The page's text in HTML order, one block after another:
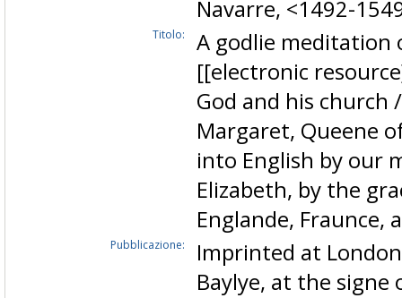
Navarre, <1492-
Titolo:
A godlie meditation
[[electronic
God and his church
Margaret, Queene
into English by our
Elizabeth, by the
Englande, Fraunce,
Pubblicazione:
Imprinted at
Baylye, at the signe